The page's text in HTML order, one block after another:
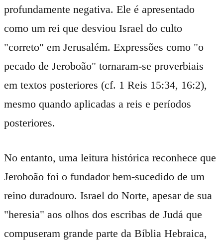
profundamente negativa. Ele é apresentado
como um rei que desviou Israel do culto
"correto" em Jerusalém. Expressões como "o
pecado de Jeroboão" tornaram-se proverbiais
em textos posteriores (cf. 1 Reis 15:34, 16:2),
mesmo quando aplicadas a reis e períodos
posteriores.
No entanto, uma leitura histórica reconhece que
Jeroboão foi o fundador bem-sucedido de um
reino duradouro. Israel do Norte, apesar de sua
"heresia" aos olhos dos escribas de Judá que
compuseram grande parte da Bíblia Hebraica,